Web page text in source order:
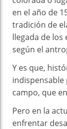
en el año de
tradición de
llegada de los
según el
Y es que,
campo, que
Pero en la
enfrentar